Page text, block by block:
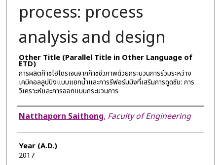
process: process
analysis and design
Other Title (Parallel Title in Other Language of
ETD)
การผลิตก๊าซไฮโดรเจนจากก๊าซชีวภาพด้วยกระบวนการร่วมระหว่าง
เคมิคอลลูปปิงแบบแยกน้ำและการรีฟอร์มมิงที่เสริมการดูดซับ: การ
วิเคราะห์และการออกแบบกระบวนการ
Author
Natthaporn Saithong, Faculty of Engineering
Year (A.D.)
2017